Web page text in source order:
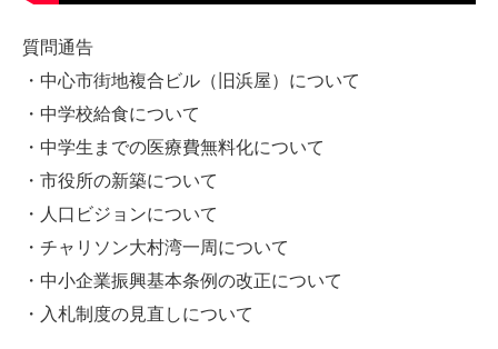
質問通告
・中心市街地複合ビル（旧浜屋）について
・中学校給食について
・中学生までの医療費無料化について
・市役所の新築について
・人口ビジョンについて
・チャリソン大村湾一周について
・中小企業振興基本条例の改正について
・入札制度の見直しについて